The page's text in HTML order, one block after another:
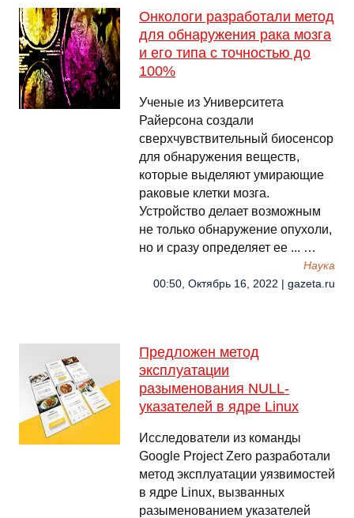
Онкологи разработали метод
для обнаружения рака мозга
и его типа с точностью до
100%
Ученые из Университета
Райерсона создали
сверхчувствительный биосенсор
для обнаружения веществ,
которые выделяют умирающие
раковые клетки мозга.
Устройство делает возможным
не только обнаружение опухоли,
но и сразу определяет ее ... …
Наука
00:50, Октябрь 16, 2022 | gazeta.ru
Предложен метод
эксплуатации
разыменования NULL-
указателей в ядре Linux
Исследователи из команды
Google Project Zero разработали
метод эксплуатации уязвимостей
в ядре Linux, вызванных
разыменованием указателей